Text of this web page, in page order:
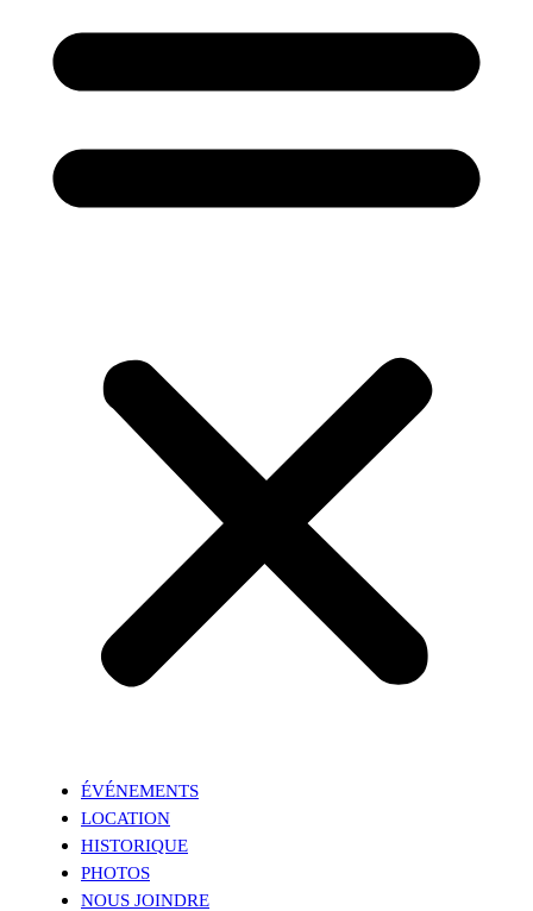
ÉVÉNEMENTS
LOCATION
HISTORIQUE
PHOTOS
NOUS JOINDRE